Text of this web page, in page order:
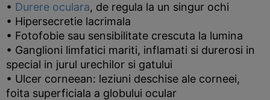
• Durere oculara, de regula la un singur ochi
• Hipersecretie lacrimala
• Fotofobie sau sensibilitate crescuta la lumina
• Ganglioni limfatici mariti, inflamati si durerosi in
special in jurul urechilor si gatului
• Ulcer corneean: leziuni deschise ale corneei,
foita superficiala a globului ocular